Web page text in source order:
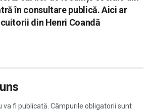
în consultare publică. Aici ar
din Henri Coandă
va fi publicată. Câmpurile obligatorii sunt